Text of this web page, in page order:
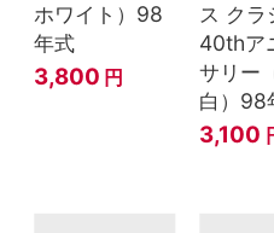
ホワイト）98
年式
3,800 円
ス クラ
40thア
サリー
白）98
3,100